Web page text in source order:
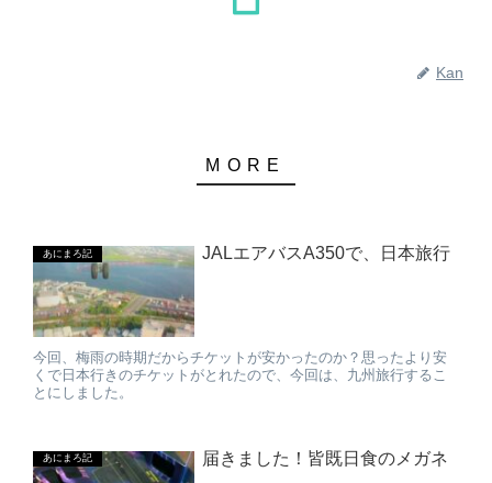
Kan
あにまろ記 JALエアバスA350で、日本旅行
今回、梅雨の時期だからチケットが安かったのか？思ったより安
くで日本行きのチケットがとれたので、今回は、九州旅行するこ
とにしました。
あにまろ記 届きました！皆既日食のメガネ